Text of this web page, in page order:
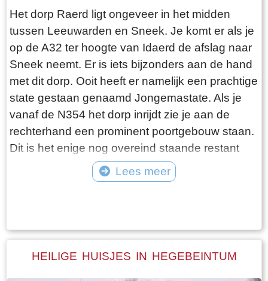
van Laaksum. Eerder was er sprake van een
bescheiden vloot maar de meeste vissers van
Laaksum zijn er al lang geleden mee gestopt.
De gebroeders De Vries houden het dus nog vol
en vangen regelmatig bot bij Laaksum. Ik hoor
dat de ze inmiddels aardig op leeftijd zijn, in
ieder geval over de zestig. Ik hoop dat ze het
nog even kunnen volhouden tot aan hun
pensioenleeftijd. Want zodra zij ermee stoppen
vangt iedereen bot bij Laaksum.
Het dorp Raerd ligt ongeveer in het midden
tussen Leeuwarden en Sneek. Je komt er als je
op de A32 ter hoogte van Idaerd de afslag naar
Sneek neemt. Er is iets bijzonders aan de hand
met dit dorp. Ooit heeft er namelijk een prachtige
state gestaan genaamd Jongemastate. Als je
vanaf de N354 het dorp inrijdt zie je aan de
rechterhand een prominent poortgebouw staan.
Dit is het enige nog overeind staande restant
van Jongemastate. Het poortgebouw geeft
toegang tot het park Jongemastate. In het
aub”. Het is de moeite waard om het park eens
Lees meer
HEILIGE HUISJES IN HEGEBEINTUM